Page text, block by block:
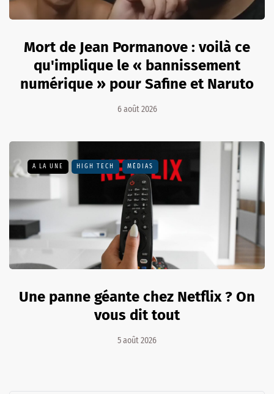
Mort de Jean Pormanove : voilà ce
qu'implique le « bannissement
numérique » pour Safine et Naruto
6 août 2026
A LA UNE HIGH TECH MÉDIAS
Une panne géante chez Netflix ? On
vous dit tout
5 août 2026